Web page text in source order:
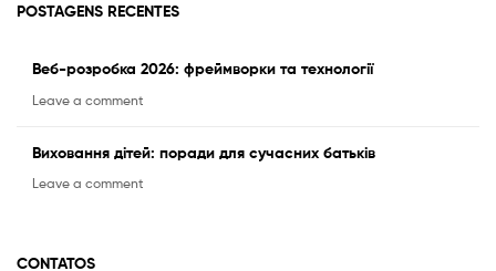
POSTAGENS RECENTES
Веб-розробка 2026: фреймворки та технології
Leave a comment
Виховання дітей: поради для сучасних батьків
Leave a comment
CONTATOS